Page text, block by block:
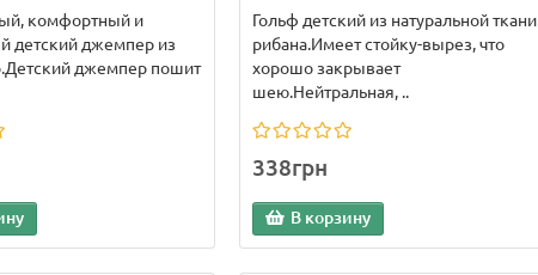
комфортный и
детский джемпер из
джемпер пошит
Гольф детский из натуральной ткани
рибана.Имеет стойку-вырез, что
хорошо закрывает
шею.Нейтральная, ..
338грн
В корзину